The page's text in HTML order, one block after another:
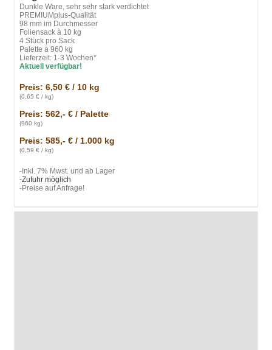
Dunkle Ware, sehr sehr stark verdichtet
PREMIUMplus-Qualität
98 mm im Durchmesser
Foliensack à 10 kg
4 Stück pro Sack
Palette à 960 kg
Lieferzeit: 1-3 Wochen*
Aktuell verfügbar!
Preis: 6,50 € / 10 kg
(0,65 € / kg)
Preis: 562,- € / Palette
(960 kg)
Preis: 585,- € / 1.000 kg
(0,59 € / kg)
-Inkl. 7% Mwst. und ab Lager
-Zufuhr möglich
-Preise auf Anfrage!